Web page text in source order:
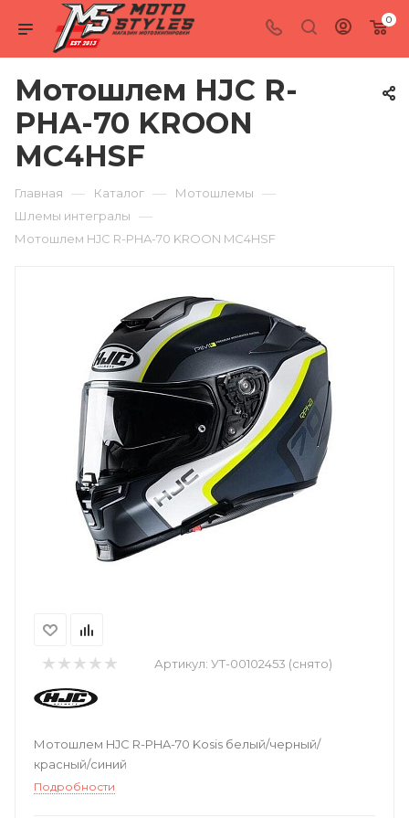
0
Мотошлем HJC R-
PHA-70 KROON
MC4HSF
Главная — Каталог — Мотошлемы —
Шлемы интегралы —
Мотошлем HJC R-PHA-70 KROON MC4HSF
Артикул: УТ-00102453 (снято)
Мотошлем HJC R-PHA-70 Kosis белый/черный/
красный/синий
Подробности